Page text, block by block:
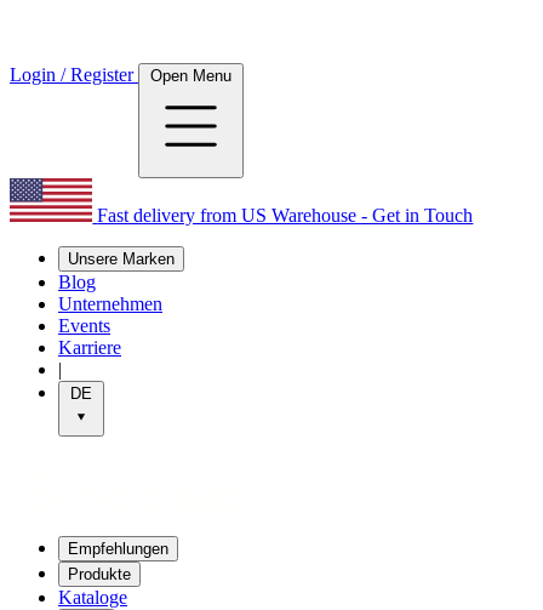
Login / Register Open Menu
Fast delivery from US Warehouse - Get in Touch
Unsere Marken
Blog
Unternehmen
Events
Karriere
|
DE
Empfehlungen
Produkte
Kataloge